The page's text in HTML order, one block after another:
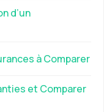
d’un
à Comparer
et Comparer